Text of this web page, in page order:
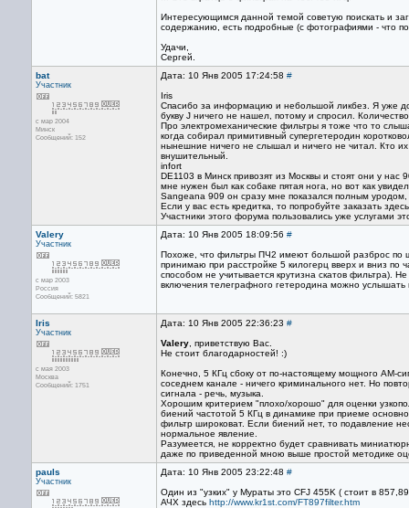
Интересующимся данной темой советую поискать и
содержанию, есть подробные (с фотографиями - что
Удачи,
Сергей.
bat
Участник
с мар 2004
Минск
Сообщений: 152
Дата: 10 Янв 2005 17:24:58 #
Iris
Спасибо за информацию и небольшой ликбез. Я уже
букву J ничего не нашел, потому и спросил.
Про электромеханические фильтры я тоже что то
когда собирал примитивный супергетеродин
нынешние ничего не слышал и ничего не читал. Кто
внушительный.
infort
DE1103 в Минск привозят из Москвы и стоят они у
мне нужен был как собаке пятая нога, но вот как
Sangeana 909 он сразу мне показался полным
Если у вас есть кредитка, то попробуйте заказать
Участники этого форума пользовались уже услугами
Valery
Участник
с мар 2003
Россия
Сообщений: 5821
Дата: 10 Янв 2005 18:09:56 #
Похоже, что фильтры ПЧ2 имеют большой разброс по
принимаю при расстройке 5 килогерц вверх и вниз по
способом не учитывается крутизна скатов фильтра).
включения телеграфного гетеродина можно
Iris
Участник
с мая 2003
Москва
Сообщений: 1751
Дата: 10 Янв 2005 22:36:23 #
Valery , приветствую Вас.
Не стоит благодарностей! :)
Конечно, 5 КГц сбоку от по-настоящему мощного АМ-
соседнем канале - ничего криминального нет. Но
сигнала - речь, музыка.
Хорошим критерием "плохо/хорошо" для оценки
биений частотой 5 КГц в динамике при приеме
фильтр широковат. Если биений нет, то подавление
нормальное явление.
Разумеется, не корректно будет сравнивать
даже по приведенной мною выше простой методике
pauls
Участник
Дата: 10 Янв 2005 23:22:48 #
Один из "узких" у Мураты это CFJ 455K ( стоит в
АЧХ здесь http://www.kr1st.com/FT897filter.htm